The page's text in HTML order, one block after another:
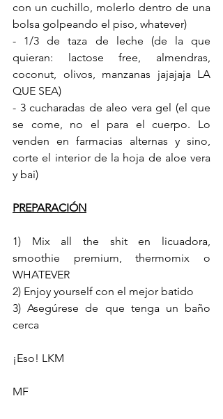
con un cuchillo, molerlo dentro de una
bolsa golpeando el piso, whatever)
- 1/3 de taza de leche (de la que
quieran: lactose free, almendras,
coconut, olivos, manzanas jajajaja LA
QUE SEA)
- 3 cucharadas de aleo vera gel (el que
se come, no el para el cuerpo. Lo
venden en farmacias alternas y sino,
corte el interior de la hoja de aloe vera
y bai)
PREPARACIÓN
1) Mix all the shit en licuadora,
smoothie premium, thermomix o
WHATEVER
2) Enjoy yourself con el mejor batido
3) Asegúrese de que tenga un baño
cerca
¡Eso! LKM
MF